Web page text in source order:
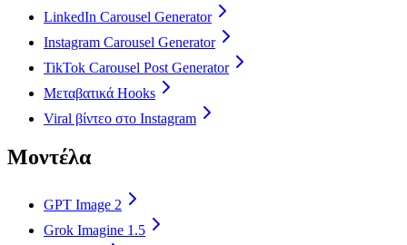
LinkedIn Carousel Generator
Instagram Carousel Generator
TikTok Carousel Post Generator
Μεταβατικά Hooks
Viral βίντεο στο Instagram
Μοντέλα
GPT Image 2
Grok Imagine 1.5